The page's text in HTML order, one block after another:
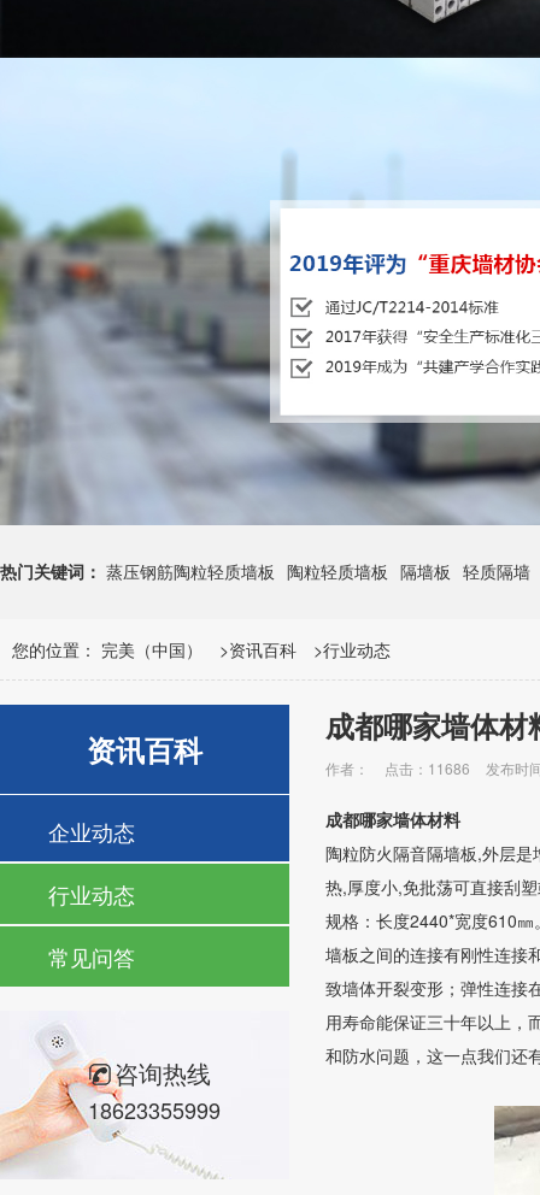
热门关键词： 蒸压钢筋陶粒轻质墙板 陶粒轻质墙板 隔墙板 轻质隔墙
您的位置： 完美（中国） >资讯百科 >行业动态
资讯百科
企业动态
行业动态
常见问答
咨询热线
18623355999
成都哪家墙体材
作者： 点击：11686 发布时
成都哪家墙体材料
陶粒防火隔音隔墙板,外层
热,厚度小,免批荡可直接刮
规格：长度2440*宽度610㎜
墙板之间的连接有刚性连接
致墙体开裂变形；弹性连接
用寿命能保证三十年以上，
和防水问题，这一点我们还